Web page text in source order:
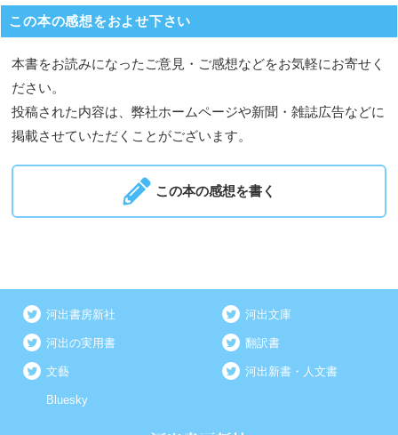
この本の感想をおよせ下さい
本書をお読みになったご意見・ご感想などをお気軽にお寄せく
ださい。
投稿された内容は、弊社ホームページや新聞・雑誌広告などに
掲載させていただくことがございます。
この本の感想を書く
河出書房新社 河出文庫
河出の実用書 翻訳書
文藝 河出新書・人文書
Bluesky